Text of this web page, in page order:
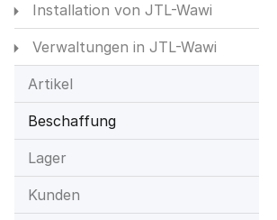
Installation von JTL-Wawi
Verwaltungen in JTL-Wawi
Artikel
Beschaffung
Lager
Kunden